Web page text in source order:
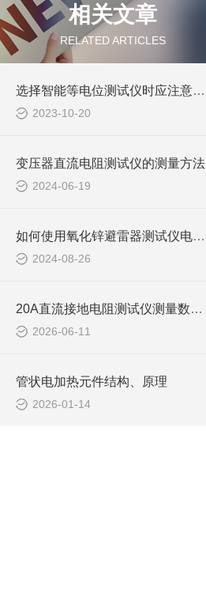
相关文章
RELATED ARTICLES
选择智能等电位测试仪时应注意的几个因素
2023-10-20
变压器直流电阻测试仪的测量方法
2024-06-19
如何使用氧化锌避雷器测试仪电压取样试验
2024-08-26
20A直流接地电阻测试仪测量数据偏差大怎么办？
2026-06-11
管状电加热元件结构、原理
2026-01-14